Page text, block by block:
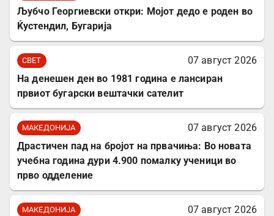
Љубчо Георгиевски откри: Мојот дедо е роден во
Ќустендил, Бугарија
СВЕТ
07 август 2026
На денешен ден во 1981 година е лансиран
првиот бугарски вештачки сателит
МАКЕДОНИЈА
07 август 2026
Драстичен пад на бројот на првачиња: Во новата
учебна година дури 4.900 помалку ученици во
прво одделение
МАКЕДОНИЈА
07 август 2026